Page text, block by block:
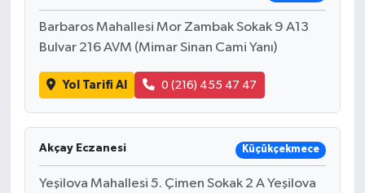
Barbaros Mahallesi Mor Zambak Sokak 9 A13
Bulvar 216 AVM (Mimar Sinan Cami Yanı)
Yol Tarifi Al 0 (216) 455 47 47
Akçay Eczanesi Küçükçekmece
Yeşilova Mahallesi 5. Çimen Sokak 2 A Yeşilova